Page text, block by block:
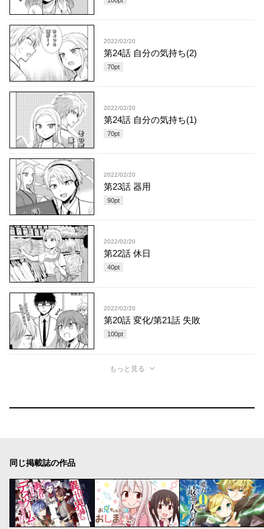
2022/02/20
第24話 自分の気持ち(2)
70pt
2022/02/20
第24話 自分の気持ち(1)
70pt
2022/02/20
第23話 器用
90pt
2022/02/20
第22話 休日
40pt
2022/02/20
第20話 変化/第21話 失敗
100pt
もっと見る
同じ掲載誌の作品